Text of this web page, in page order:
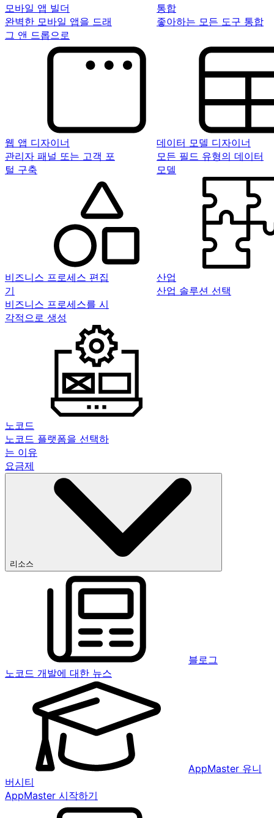
모바일 앱 빌더
완벽한 모바일 앱을 드래
그 앤 드롭으로
통합
좋아하는 모든 도구 통합
웹 앱 디자이너
관리자 패널 또는 고객 포
털 구축
데이터 모델 디자이너
모든 필드 유형의 데이터
모델
비즈니스 프로세스 편집
기
비즈니스 프로세스를 시
각적으로 생성
산업
산업 솔루션 선택
노코드
노코드 플랫폼을 선택하
는 이유
요금제
리소스
블로그
노코드 개발에 대한 뉴스
AppMaster 유니
버시티
AppMaster 시작하기